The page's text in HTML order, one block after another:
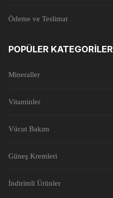
Ödeme ve Teslimat
POPÜLER KATEGORILER
Mineraller
Vitaminler
Vücut Bakım
Güneş Kremleri
İndirimli Ürünler